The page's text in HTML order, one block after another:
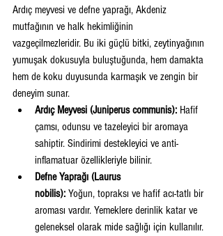
Ardıç meyvesi ve defne yaprağı, Akdeniz
mutfağının ve halk hekimliğinin
vazgeçilmezleridir. Bu iki güçlü bitki, zeytinyağının
yumuşak dokusuyla buluştuğunda, hem damakta
hem de koku duyusunda karmaşık ve zengin bir
deneyim sunar.
Ardıç Meyvesi (Juniperus communis): Hafif
çamsı, odunsu ve tazeleyici bir aromaya
sahiptir. Sindirimi destekleyici ve anti-
inflamatuar özellikleriyle bilinir.
Defne Yaprağı (Laurus
nobilis): Yoğun, topraksı ve hafif acı-tatlı bir
aroması vardır. Yemeklere derinlik katar ve
geleneksel olarak mide sağlığı için kullanılır.